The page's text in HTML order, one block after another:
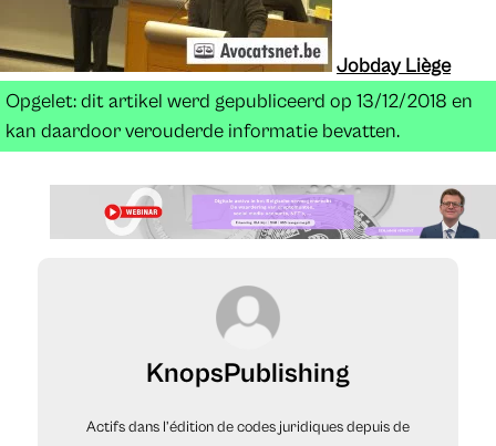
Jobday Liège
Opgelet: dit artikel werd gepubliceerd op 13/12/2018 en
kan daardoor verouderde informatie bevatten.
KnopsPublishing
Actifs dans l’édition de codes juridiques depuis de